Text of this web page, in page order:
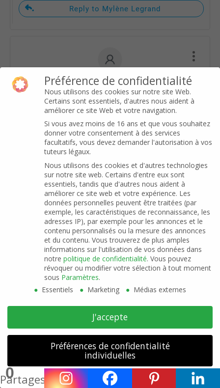
0
Partages
Reply to Mylène Legrand
Gaëlle
Bonjour Mylène,
Qu’est-ce que j’aurais aimé te lire avant mon
premier désencombrement vestimentaire. J’ai
fait toutes ces erreurs dont tu as parlé, et
résultat la cata. Surtout morale. Du mal à me
retrouver dans ce que j’avais gardé.
Cette fois, je vais suivre étape par étape ton
article et viser une vraie garde-robe capsule.
Je me retrouve complètement dans tes mots et
je vais donc suivre tes conseils à la lettre
Reply to Gaëlle
Mylène Legrand
Bonjour Gaëlle et merci pour ton retour
Préférence de confidentialité
Nous utilisons des cookies sur notre site Web.
Certains sont essentiels, d'autres nous aident à
améliorer ce site Web et votre navigation.
Si vous avez moins de 16 ans et que vous souhaitez
donner votre consentement à des services
facultatifs, vous devez demander l'autorisation à vos
tuteurs légaux.
Nous utilisons des cookies et d'autres technologies
sur notre site web. Certains d'entre eux sont
essentiels, tandis que d'autres nous aident à
améliorer ce site web et votre expérience. Les
données personnelles peuvent être traitées (par
exemple, les caractéristiques de reconnaissance, les
adresses IP), par exemple pour les annonces et le
contenu personnalisés ou la mesure des annonces
et du contenu. Vous trouverez de plus amples
informations sur l'utilisation de vos données dans
notre politique de confidentialité. Vous pouvez
révoquer ou modifier votre sélection à tout moment
sous Paramètres.
Essentiels
Marketing Médias externes
J'accepte
Préférences de confidentialité
individuelles
Détails des cookies